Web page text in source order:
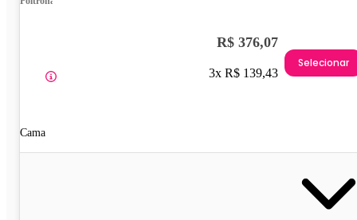
Cama
R$ 376,07
3x R$ 139,43
Selecionar